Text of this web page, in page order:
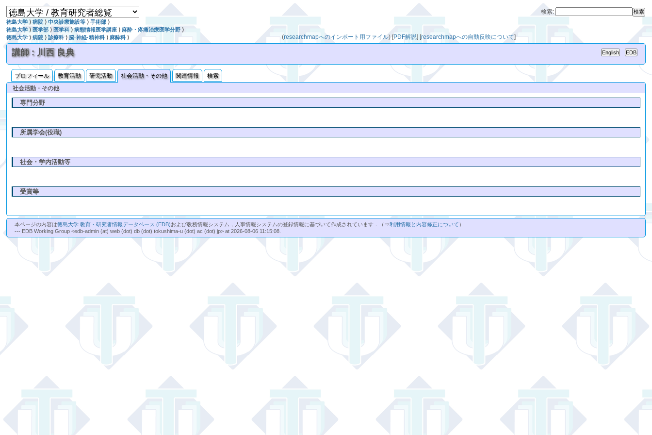
検索:
徳島大学 ⟩病院 ⟩中央診療施設等 ⟩手術部 ⟩
徳島大学 ⟩ 医学部 ⟩ 医学科 ⟩病態情報医学講座 ⟩ 麻酔・疼痛治療医学分野 ⟩
徳島大学⟩病院 ⟩診療科⟩ 脳·神経·精神科 ⟩ 麻酔科 ⟩ (researchmapへのインポート用ファイル) [PDF解説] [researchmapへの自動反映について]
講師 : 川西 良典
プロフィール 教育活動 研究活動 社会活動・その他 関連情報
検索
社会活動・その他
専門分野
所属学会(役職)
社会・学内活動等
受賞等
本ページの内容は徳島大学 教育・研究者情報データベース (EDB)および教務情報システム，人事情報システムの登録情報に基づいて作成されています．（⇒利用情報と内容修正について ）
--- EDB Working Group <edb-admin (at) web (dot) db (dot) tokushima-u (dot) ac (dot) jp> at 2026-08-06 11:15:08.